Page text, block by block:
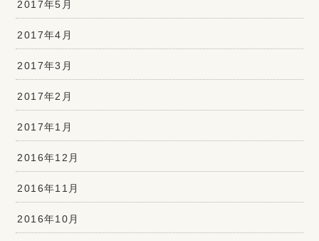
2017年5月
2017年4月
2017年3月
2017年2月
2017年1月
2016年12月
2016年11月
2016年10月